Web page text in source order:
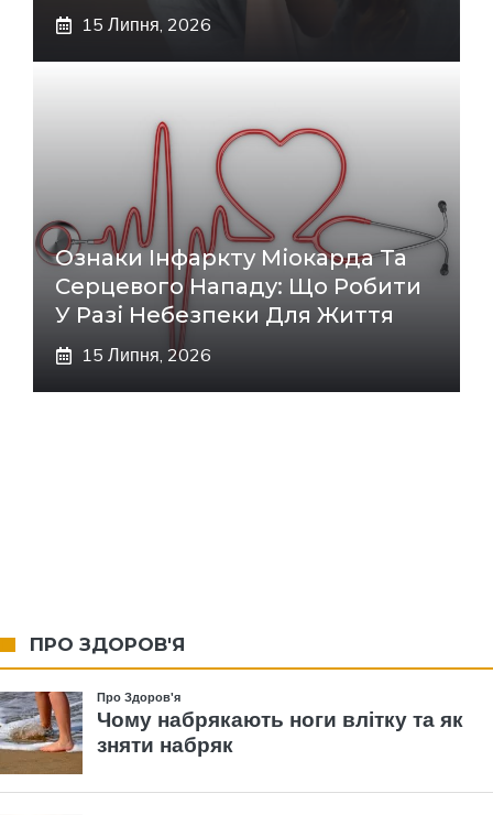
15 Липня, 2026
Ознаки Інфаркту Міокарда Та
Серцевого Нападу: Що Робити
У Разі Небезпеки Для Життя
15 Липня, 2026
ПРО ЗДОРОВ'Я